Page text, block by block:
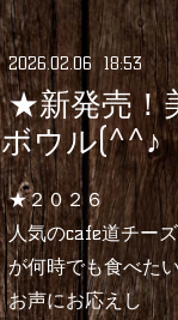
2026.02.06 18:53
★新発売！
ボウル(^^♪
★２０２６
人気のcafe道チー
が何時でも食べた
お声にお応えし